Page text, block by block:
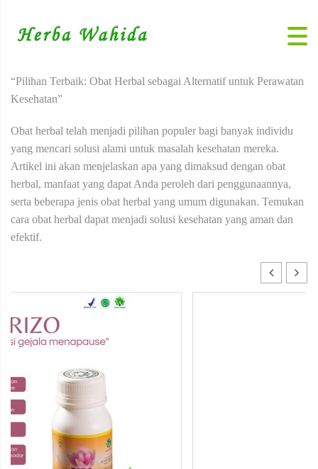
“Pilihan Terbaik: Obat Herbal sebagai Alternatif untuk Perawatan
Kesehatan”
Obat herbal telah menjadi pilihan populer bagi banyak individu
yang mencari solusi alami untuk masalah kesehatan mereka.
Artikel ini akan menjelaskan apa yang dimaksud dengan obat
herbal, manfaat yang dapat Anda peroleh dari penggunaannya,
serta beberapa jenis obat herbal yang umum digunakan. Temukan
cara obat herbal dapat menjadi solusi kesehatan yang aman dan
efektif.